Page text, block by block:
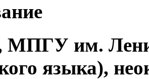
им.
языка),